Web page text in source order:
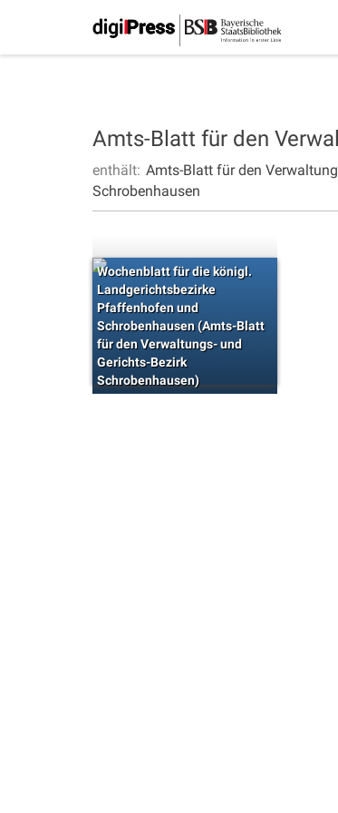
Amts-Blatt für den
enthält: Amts-Blatt für den
Schrobenhausen
Wochenblatt für die königl.
Landgerichtsbezirke
Pfaffenhofen und
Schrobenhausen (Amts-Blatt
für den Verwaltungs- und
Gerichts-Bezirk
Schrobenhausen)